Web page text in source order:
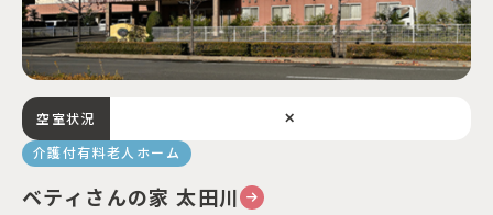
介護付有料老人ホーム
ベティさんの家 太田川
空室状況 ×